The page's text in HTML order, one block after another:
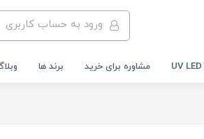
ورود به حساب کاربری
مشاوره برای خرید برند ها